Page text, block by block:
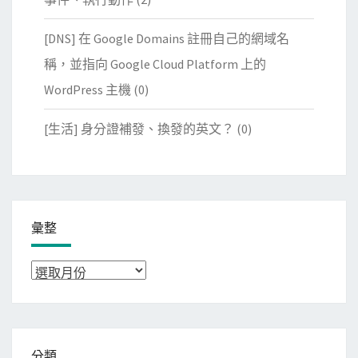
[DNS] 在 Google Domains 註冊自己的網域名
稱，並指向 Google Cloud Platform 上的
WordPress 主機 (0)
[生活] 身分證補發、換發的英文？ (0)
彙整
彙
分類